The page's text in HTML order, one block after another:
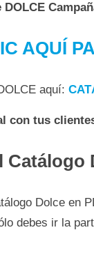
AQUÍ
aquí:
con tus
Catálogo
Dolce en
debes ir la